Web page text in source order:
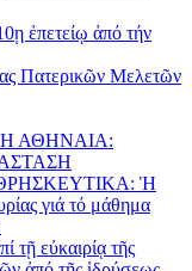
ἐπετείῳ ἀπό τήν
Πατερικῶν Μελετῶν
ΑΘΗΝΑΙΑ:
Ἡ
γιά τό μάθημα
τῇ εὐκαιρίᾳ τῆς